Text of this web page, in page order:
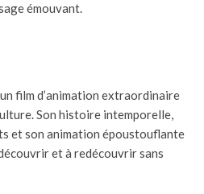
émouvant.
film d’animation extraordinaire
Son histoire intemporelle,
et son animation époustouflante
et à redécouvrir sans